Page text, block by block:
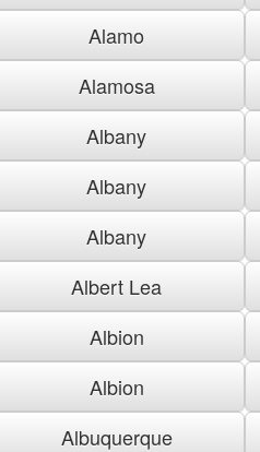
Alamo
Alamosa
Albany
Albany
Albany
Albert Lea
Albion
Albion
Albuquerque